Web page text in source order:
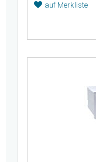
auf Merkliste